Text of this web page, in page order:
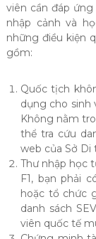
viên cần đáp
nhập cảnh và
những điều kiện
gồm:
Quốc tịch
dụng cho sinh
Không nằm
thể tra cứu
web của Sở Di
Thư nhập học
F1, bạn phải
hoặc tổ chức
danh sách
viên quốc tế